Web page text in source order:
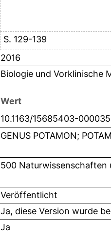
S. 129-139
2016
Biologie und Vorklinische
Wert
10.1163/15685403-
GENUS POTAMON;
500 Naturwissenschaften
Veröffentlicht
Ja, diese Version wurde
Ja